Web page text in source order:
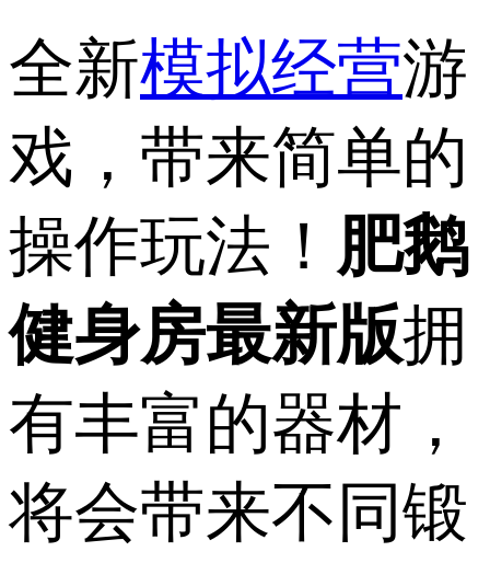
全新模拟经营游
戏，带来简单的
操作玩法！ 肥鹅
健身房最新版拥
有丰富的器材，
将会带来不同锻